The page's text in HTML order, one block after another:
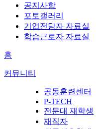
공지사항
포토갤러리
기업전담자 자료실
학습근로자 자료실
홈
커뮤니티
공동훈련센터
P-TECH
전문대 재학생
재직자